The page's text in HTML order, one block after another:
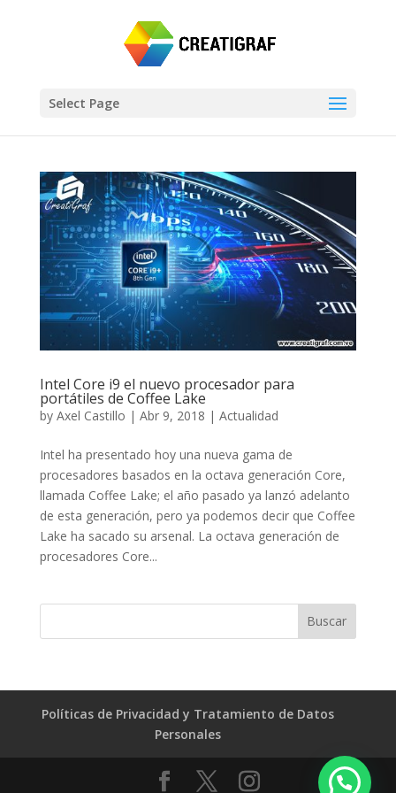
Select Page
Intel Core i9 el nuevo procesador para
portátiles de Coffee Lake
by Axel Castillo | Abr 9, 2018 | Actualidad
Intel ha presentado hoy una nueva gama de
procesadores basados en la octava generación Core,
llamada Coffee Lake; el año pasado ya lanzó adelanto
de esta generación, pero ya podemos decir que Coffee
Lake ha sacado su arsenal. La octava generación de
procesadores Core...
Políticas de Privacidad y Tratamiento de Datos
Personales